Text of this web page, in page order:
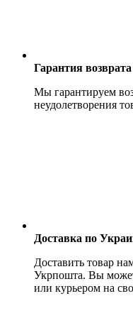
Гарантия возврата
Мы гарантируем
неудолетворения
Доставка по
Доставить товар
Укрпошта. Вы
или курьером на